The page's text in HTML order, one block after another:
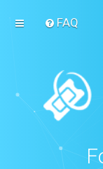
FAQ